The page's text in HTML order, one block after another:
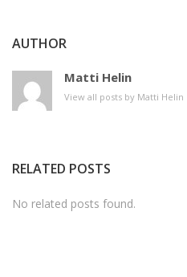
AUTHOR
Matti Helin
View all posts by Matti Helin
RELATED POSTS
No related posts found.